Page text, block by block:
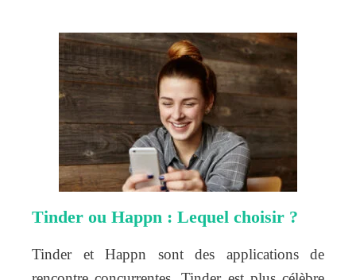
Tinder ou Happn : Lequel choisir ?
Tinder et Happn sont des applications de